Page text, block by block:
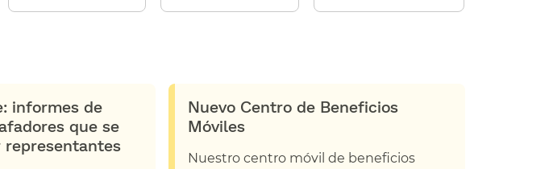
informes de
que se
representantes
Nuevo Centro de Beneficios
Móviles​​
Nuestro centro móvil de beneficios